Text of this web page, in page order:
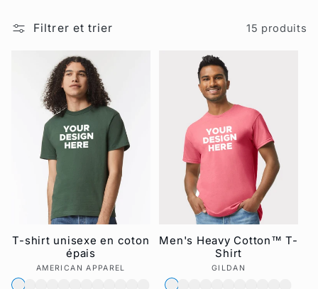
l
n
Filtrer et trier 15 produits
T-shirt unisexe en coton
épais
Fournisseur :
AMERICAN APPAREL
Men's Heavy Cotton™ T-
Shirt
Fournisseur :
GILDAN